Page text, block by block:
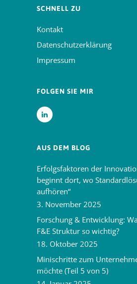
SCHNELL ZU
Kontakt
Datenschutzerklärung
Impressum
FOLGEN SIE MIR
AUS DEM BLOG
Erfolgsfaktoren der
beginnt dort, wo
aufhören“
3. November 2025
Forschung & Entwicklung:
F&E Struktur so wichtig?
18. Oktober 2025
Minischritte zum
möchte (Teil 5 von 5)